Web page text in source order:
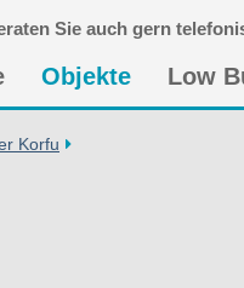
Sie auch gern
Objekte Low
Korfu